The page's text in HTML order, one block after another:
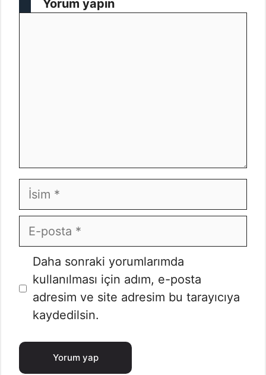
Yorum yapın
İsim
E-
posta
İnternet
sitesi
Daha sonraki yorumlarımda
kullanılması için adım, e-posta
adresim ve site adresim bu tarayıcıya
kaydedilsin.